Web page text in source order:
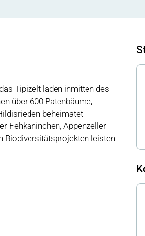
Tipizelt laden inmitten des
über 600 Patenbäume,
beheimatet
Fehkaninchen, Appenzeller
Biodiversitätsprojekten leisten